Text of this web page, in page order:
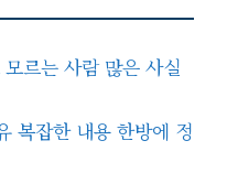
르는 사람 많은 사실
복잡한 내용 한방에 정